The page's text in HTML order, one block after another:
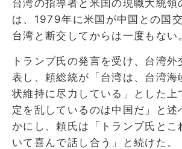
台湾の指導者と米国の現職大統領
は、1979年に米国が中国との国交
台湾と断交してからは一度もない
トランプ氏の発言を受け、台湾
表し、頼総統が「台湾は、台湾海
状維持に尽力している」とした上
定を乱しているのは中国だ」と述
かにし、頼氏は「トランプ氏とこ
いて喜んで話し合う」と続けた。